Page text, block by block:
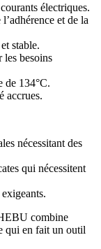
électriques.
et de la
stable.
les besoins
de 134°C.
accrues.
nécessitant des
qui nécessitent
combine
qui en fait un outil